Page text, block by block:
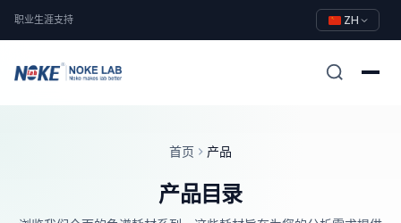
职业生涯支持 ZH
首页 产品
产品目录